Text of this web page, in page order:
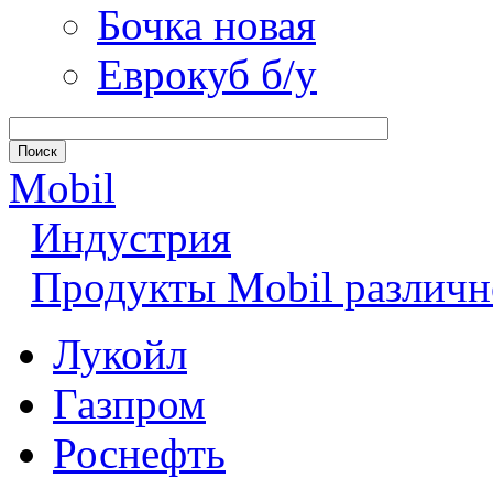
Бочка новая
Еврокуб б/у
Mobil
Индустрия
Продукты Mobil
Лукойл
Газпром
Роснефть